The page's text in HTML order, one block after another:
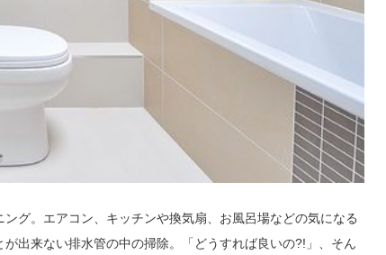
グ。エアコン、キッチンや換気扇、お風呂場などの気になる
出来ない排水管の中の掃除。「どうすれば良いの?!」、そん